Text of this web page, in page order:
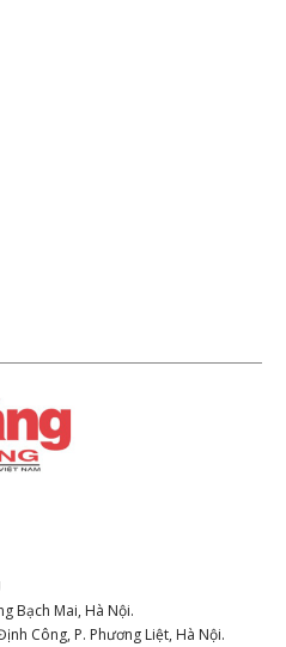
Bạch Mai, Hà Nội.
Công, P. Phương Liệt, Hà Nội.